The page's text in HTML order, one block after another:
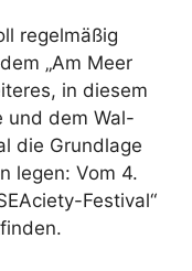
regelmäßig
„Am Meer
in diesem
und dem Wal-
die Grundlage
legen: Vom 4.
Festival“